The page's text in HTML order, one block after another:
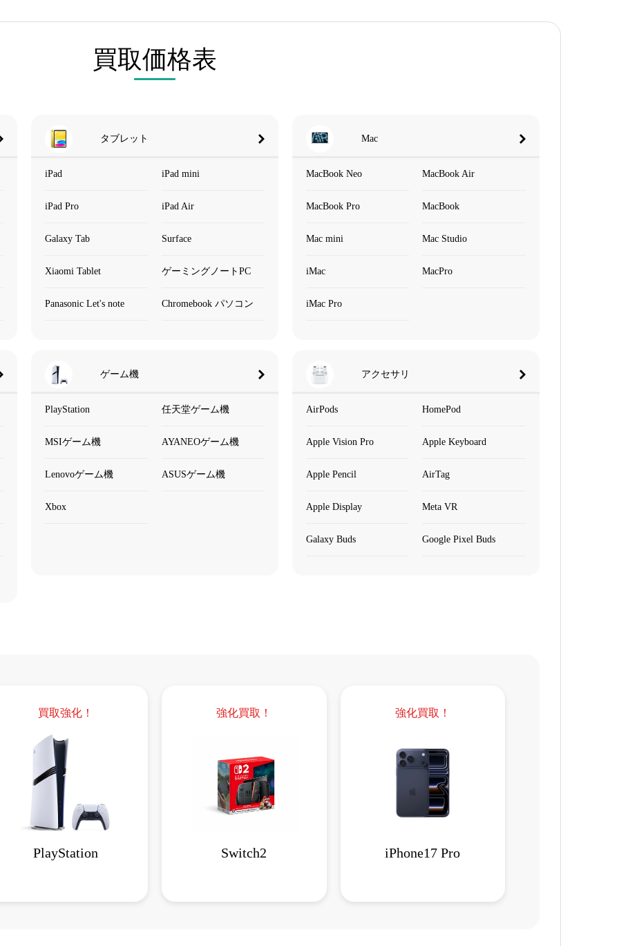
買取価格表
タブレット
iPad iPad mini
iPad Pro iPad Air
Galaxy Tab Surface
Xiaomi Tablet ゲーミングノートPC
Panasonic Let's note Chromebook パソコン
Mac
MacBook Neo MacBook Air
MacBook Pro MacBook
Mac mini Mac Studio
iMac MacPro
iMac Pro
ゲーム機
PlayStation 任天堂ゲーム機
MSIゲーム機 AYANEOゲーム機
Lenovoゲーム機 ASUSゲーム機
Xbox
アクセサリ
AirPods HomePod
Apple Vision Pro Apple Keyboard
Apple Pencil AirTag
Apple Display Meta VR
Galaxy Buds Google Pixel Buds
買取強化！
PlayStation
強化買取！
Switch2
強化買取！
iPhone17 Pro